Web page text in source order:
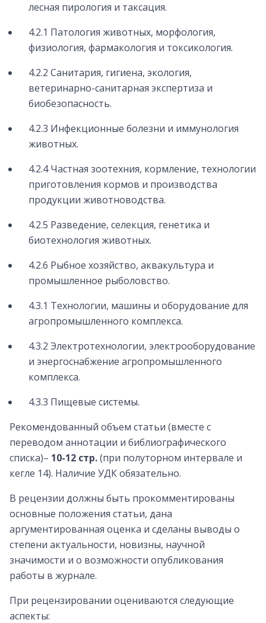
лесная пирология и таксация.
4.2.1 Патология животных, морфология,
физиология, фармакология и токсикология.
4.2.2 Санитария, гигиена, экология,
ветеринарно-санитарная экспертиза и
биобезопасность.
4.2.3 Инфекционные болезни и иммунология
животных.
4.2.4 Частная зоотехния, кормление, технологии
приготовления кормов и производства
продукции животноводства.
4.2.5 Разведение, селекция, генетика и
биотехнология животных.
4.2.6 Рыбное хозяйство, аквакультура и
промышленное рыболовство.
4.3.1 Технологии, машины и оборудование для
агропромышленного комплекса.
4.3.2 Электротехнологии, электрооборудование
и энергоснабжение агропромышленного
комплекса.
4.3.3 Пищевые системы.
Рекомендованный объем статьи (вместе с
переводом аннотации и библиографического
списка)– 10-12 стр.(при полуторном интервале и
кегле 14). Наличие УДК обязательно.
В рецензии должны быть прокомментированы
основные положения статьи, дана
аргументированная оценка и сделаны выводы о
степени актуальности, новизны, научной
значимости и о возможности опубликования
работы в журнале.
При рецензировании оцениваются следующие
аспекты: